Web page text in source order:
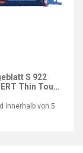
S 922
Thin Tough
innerhalb von 5